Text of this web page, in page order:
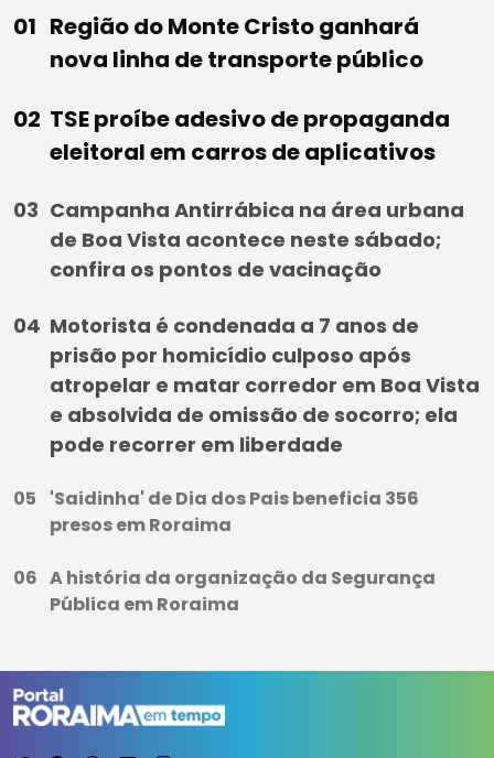
Região do Monte Cristo ganhará
nova linha de transporte público
TSE proíbe adesivo de propaganda
eleitoral em carros de aplicativos
Campanha Antirrábica na área urbana
de Boa Vista acontece neste sábado;
confira os pontos de vacinação
Motorista é condenada a 7 anos de
prisão por homicídio culposo após
atropelar e matar corredor em Boa Vista
e absolvida de omissão de socorro; ela
pode recorrer em liberdade
'Saidinha' de Dia dos Pais beneficia 356
presos em Roraima
A história da organização da Segurança
Pública em Roraima